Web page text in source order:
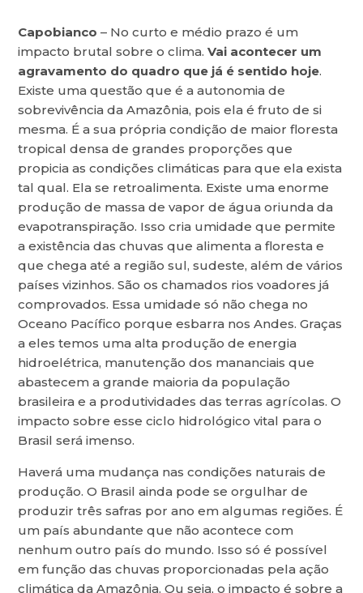
Capobianco– No curto e médio prazo é um
impacto brutal sobre o clima.Vai acontecer um
agravamento do quadro que já é sentido hoje.
Existe uma questão que é a autonomia de
sobrevivência da Amazônia, pois ela é fruto de si
mesma. É a sua própria condição de maior floresta
tropical densa de grandes proporções que
propicia as condições climáticas para que ela exista
tal qual. Ela se retroalimenta. Existe uma enorme
produção de massa de vapor de água oriunda da
evapotranspiração. Isso cria umidade que permite
a existência das chuvas que alimenta a floresta e
que chega até a região sul, sudeste, além de vários
países vizinhos. São os chamados rios voadores já
comprovados. Essa umidade só não chega no
Oceano Pacífico porque esbarra nos Andes. Graças
a eles temos uma alta produção de energia
hidroelétrica, manutenção dos mananciais que
abastecem a grande maioria da população
brasileira e a produtividades das terras agrícolas. O
impacto sobre esse ciclo hidrológico vital para o
Brasil será imenso.
Haverá uma mudança nas condições naturais de
produção. O Brasil ainda pode se orgulhar de
produzir três safras por ano em algumas regiões. É
um país abundante que não acontece com
nenhum outro país do mundo. Isso só é possível
em função das chuvas proporcionadas pela ação
climática da Amazônia. Ou seja, o impacto é sobre a